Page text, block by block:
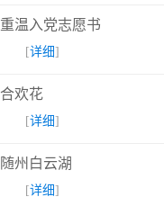
重温入党志愿书
[详细]
合欢花
[详细]
随州白云湖
[详细]